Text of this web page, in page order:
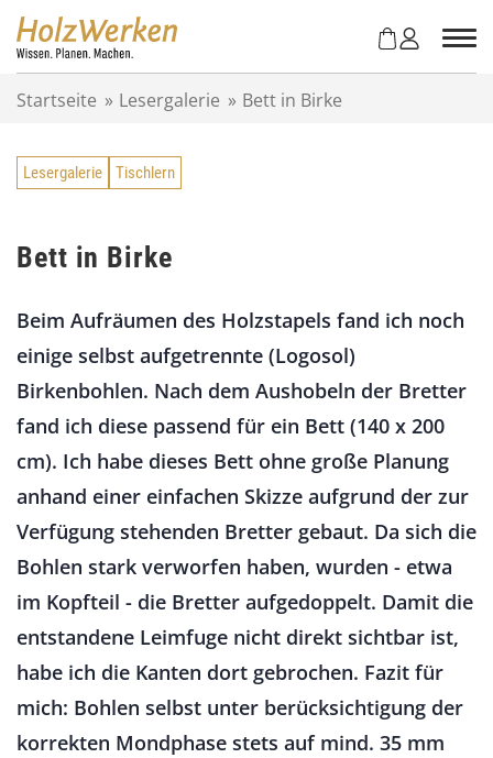
Startseite » Lesergalerie » Bett in Birke
Lesergalerie Tischlern
Bett in Birke
Beim Aufräumen des Holzstapels fand ich noch
einige selbst aufgetrennte (Logosol)
Birkenbohlen. Nach dem Aushobeln der Bretter
fand ich diese passend für ein Bett (140 x 200
cm). Ich habe dieses Bett ohne große Planung
anhand einer einfachen Skizze aufgrund der zur
Verfügung stehenden Bretter gebaut. Da sich die
Bohlen stark verworfen haben, wurden - etwa
im Kopfteil - die Bretter aufgedoppelt. Damit die
entstandene Leimfuge nicht direkt sichtbar ist,
habe ich die Kanten dort gebrochen. Fazit für
mich: Bohlen selbst unter berücksichtigung der
korrekten Mondphase stets auf mind. 35 mm